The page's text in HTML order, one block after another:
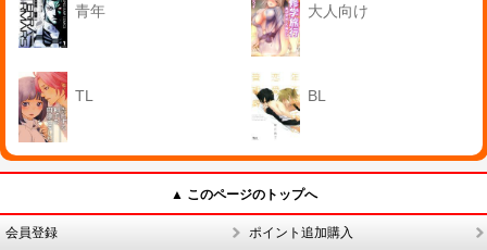
青年 大人向け
TL BL
▲ このページのトップへ
会員登録 ポイント追加購入